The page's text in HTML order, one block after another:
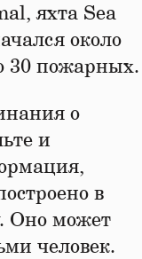
яхта Sea
около
30 пожарных.
о
и
в
Оно может
человек.